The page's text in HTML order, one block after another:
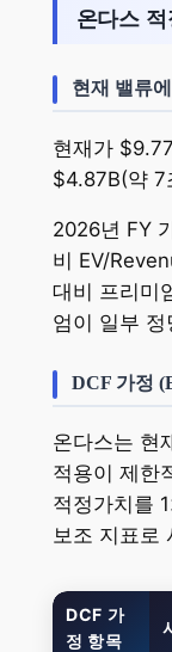
온다스
현재 밸류
현재가
$4.87B(약
2026년 FY
비 EV/
대비 프리미
엄이 일부 정
DCF 가정
온다스는 현
적용이 제한
적정가치를
보조 지표로
DCF 가
정 항목